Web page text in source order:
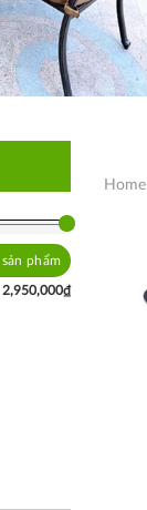
price
price
2,950,000₫
Home